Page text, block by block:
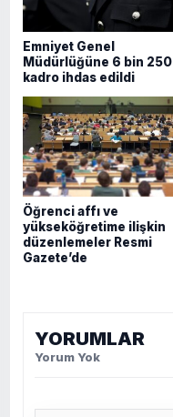
Emniyet Genel
Müdürlüğüne 6 bin 250
kadro ihdas edildi
Öğrenci affı ve
yükseköğretime ilişkin
düzenlemeler Resmi
Gazete’de
YORUMLAR
Yorum Yok